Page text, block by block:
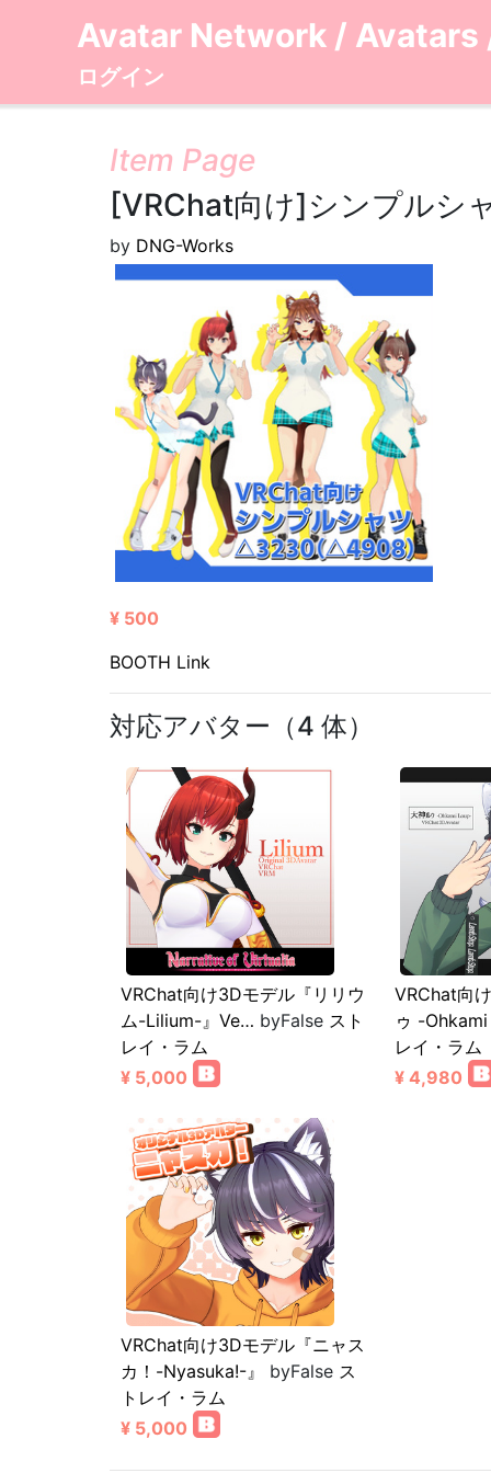
Avatar Network / Avatars
ログイン
Item Page
[VRChat向け]シンプルシ
by DNG-Works
¥ 500
BOOTH Link
対応アバター（4 体）
VRChat向け3Dモデル『リリウ
ム-Lilium-』Ve… byFalse スト
レイ・ラム
¥ 5,000
VRChat向
ゥ -
レイ・ラム
¥ 4,980
VRChat向け3Dモデル『ニャス
カ！-Nyasuka!-』
byFalse ス
トレイ・ラム
¥ 5,000